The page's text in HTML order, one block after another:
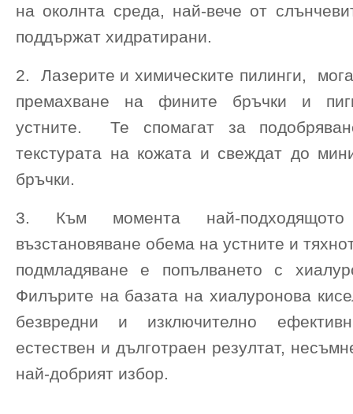
на околнта среда, най-вече от
поддържат хидратирани.
2. Лазерите и химическите пилинги,
премахване на фините бръчки и
устните. Те спомагат за
текстурата на кожата и свеждат до
бръчки.
3. Към момента най-
възстановяване обема на устните и
подмладяване е попълването с
Филърите на базата на хиалуронова
безвредни и изключително
естествен и дълготраен резултат,
най-добрият избор.